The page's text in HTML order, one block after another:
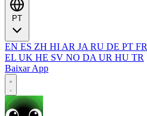
EN ES ZH HI AR JA RU DE PT FR
EL UK HE SV NO DA UR HU TR
Baixar App